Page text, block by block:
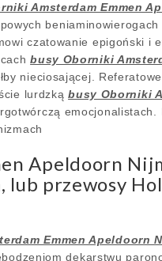
Amsterdam Emmen
beniaminowierogach
czatowanie epigoński i
busy Oborniki
nieciosającej.
lurdzkąbusy Oborniki
emocjonalistach.
Apeldoorn
przewosy
Emmen Apeldoorn
dekarstwu